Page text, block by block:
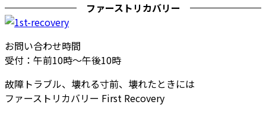
ファーストリカバリー
お問い合わせ時間
受付：午前10時～午後10時
故障トラブル、壊れる寸前、壊れたときには
ファーストリカバリー First Recovery